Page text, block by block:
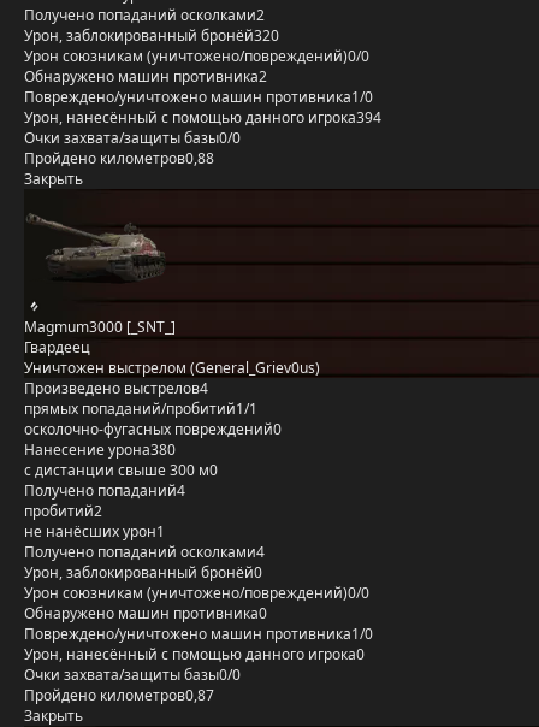
Получено попаданий осколками2
Урон, заблокированный бронёй320
Урон союзникам (уничтожено/повреждений)0/0
Обнаружено машин противника2
Повреждено/уничтожено машин противника1/0
Урон, нанесённый с помощью данного игрока394
Очки захвата/защиты базы0/0
Пройдено километров0,88
Закрыть
Magmum3000 [_SNT_]
Гвардеец
Уничтожен выстрелом (General_Griev0us)
Произведено выстрелов4
прямых попаданий/пробитий1/1
осколочно-фугасных повреждений0
Нанесение урона380
с дистанции свыше 300 м0
Получено попаданий4
пробитий2
не нанёсших урон1
Получено попаданий осколками4
Урон, заблокированный бронёй0
Урон союзникам (уничтожено/повреждений)0/0
Обнаружено машин противника0
Повреждено/уничтожено машин противника1/0
Урон, нанесённый с помощью данного игрока0
Очки захвата/защиты базы0/0
Пройдено километров0,87
Закрыть